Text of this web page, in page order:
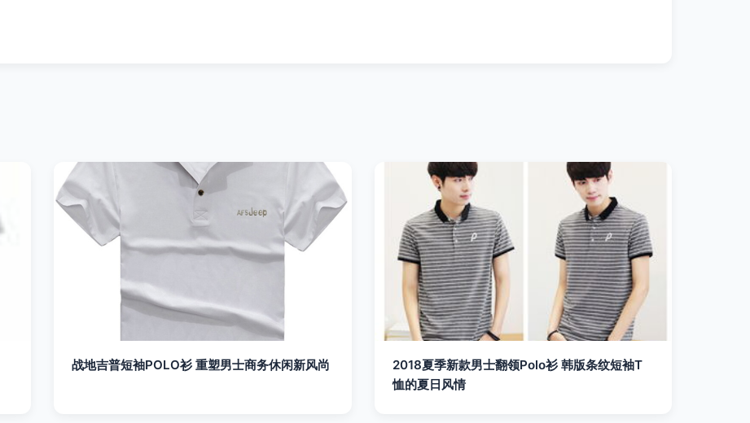
战地吉普短袖POLO衫 重塑男士商务休闲新风尚
2018夏季新款男士翻领Polo衫 韩版条纹短袖T
恤的夏日风情